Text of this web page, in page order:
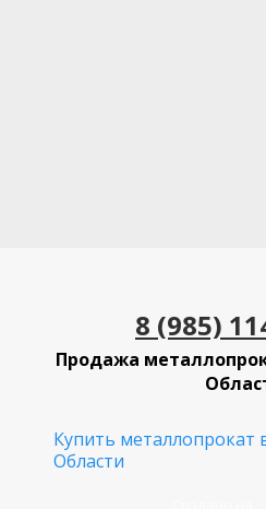
8 (985)
Продажа
Купить металлопрокат
Области